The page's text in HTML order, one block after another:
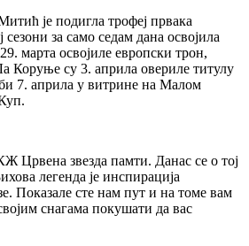
је подигла трофеј првака
сезони за само седам дана освојила
марта освојиле европски трон,
Коруње су 3. априла овериле титулу
би 7. априла у витрине на Малом
Црвена звезда памти. Данас се о тој
легенда је инспирација
Показале сте нам пут и на томе вам
снагама покушати да вас